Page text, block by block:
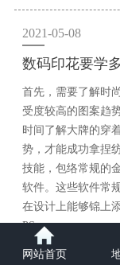
2021-05-08
数码印花要学
首先，需要了解时
受度较高的图案趋
时间了解大牌的穿
势，才能成功拿捏
技能，包络常规的
软件。这些软件常
在设计上能够锦上
PS。
网站首页